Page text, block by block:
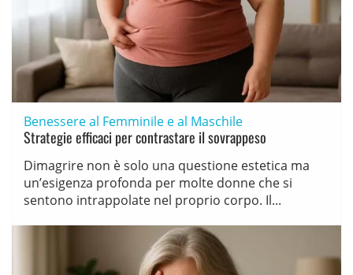
Benessere al Femminile e al Maschile
Strategie efficaci per contrastare il sovrappeso
Dimagrire non è solo una questione estetica ma
un’esigenza profonda per molte donne che si
sentono intrappolate nel proprio corpo. Il...